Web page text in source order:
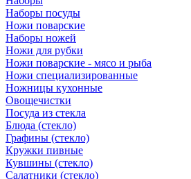
Наборы посуды
Ножи поварские
Наборы ножей
Ножи для рубки
Ножи поварские - мясо и рыба
Ножи специализированные
Ножницы кухонные
Овощечистки
Посуда из стекла
Блюда (стекло)
Графины (стекло)
Кружки пивные
Кувшины (стекло)
Салатники (стекло)